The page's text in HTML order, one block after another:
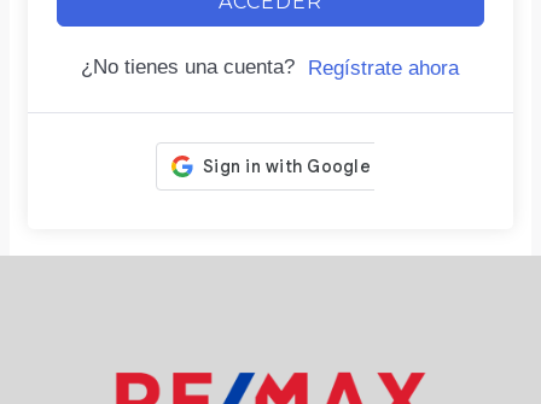
¿No tienes una cuenta? Regístrate ahora